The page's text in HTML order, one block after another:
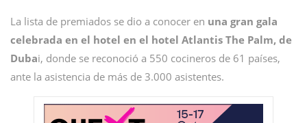
La lista de premiados se dio a conocer en una gran gala
celebrada en el hotel en el hotel Atlantis The Palm, de
Dubai, donde se reconoció a 550 cocineros de 61 países,
ante la asistencia de más de 3.000 asistentes.